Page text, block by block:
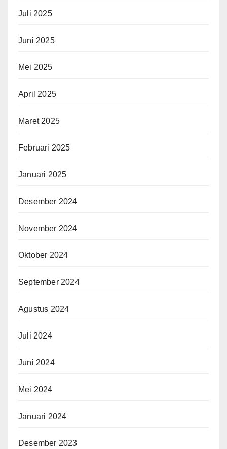
Juli 2025
Juni 2025
Mei 2025
April 2025
Maret 2025
Februari 2025
Januari 2025
Desember 2024
November 2024
Oktober 2024
September 2024
Agustus 2024
Juli 2024
Juni 2024
Mei 2024
Januari 2024
Desember 2023